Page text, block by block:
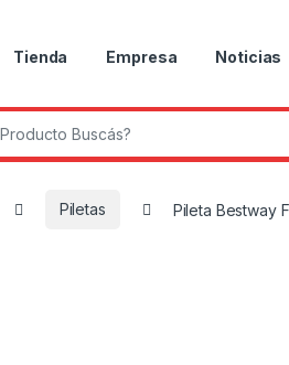
Tienda Empresa Noticias
Piletas Pileta Bestway